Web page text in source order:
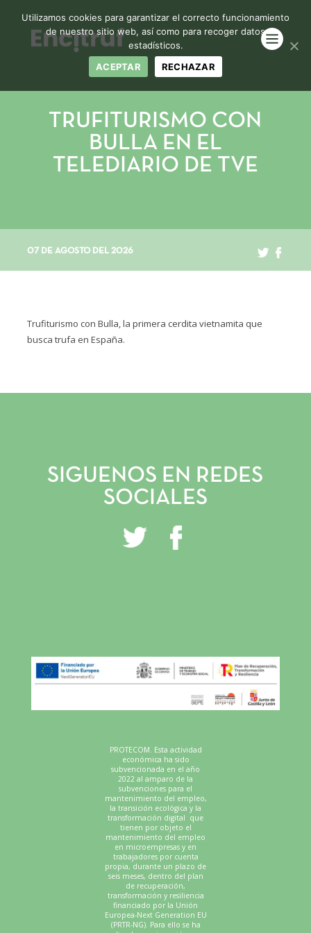
TRUFITURISMO
TIENDA ONLINE
CONTACTO
GALERÍA
TRUFITURISMO CON
BULLA EN EL
TELEDIARIO DE TVE
07 DE AGOSTO DEL 2026
Trufiturismo con Bulla, la primera cerdita vietnamita que
busca trufa en España.
SIGUENOS EN REDES
SOCIALES
PROTECOM. Esta actividad
económica ha sido
subvencionada en el año
2022 al amparo de la
subvenciones para el
mantenimiento del empleo,
la transición ecológica y la
transformación digital que
tienen por objeto el
mantenimiento del empleo
en microempresas y en
trabajadores por cuenta
propia, durante un plazo de
seis meses, dentro del plan
de recuperación,
transformación y resiliencia
financiado por la Unión
Europea-Next Generation EU
(PRTR-NG). Para ello se ha
Utilizamos cookies para garantizar el correcto funcionamiento
de nuestro sitio web, así como para recoger datos
estadísticos.
ACEPTAR
RECHAZAR